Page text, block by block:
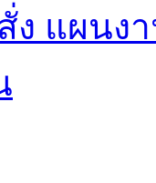
ง แผนง